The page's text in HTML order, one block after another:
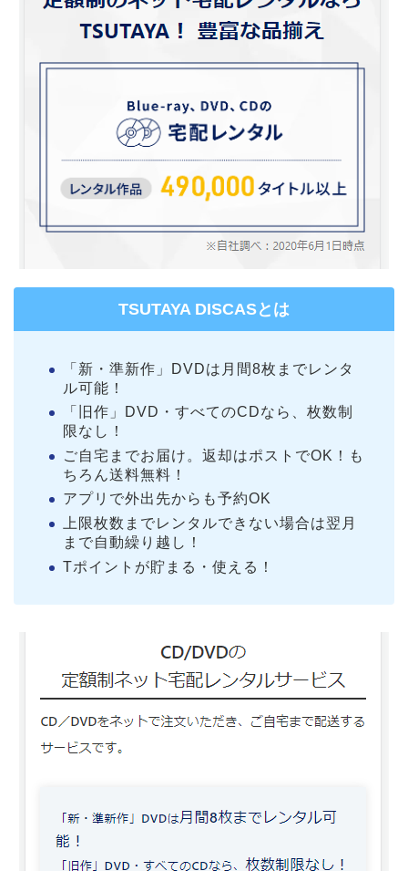
TSUTAYA DISCASとは
「新・準新作」DVDは月間8枚までレンタ
ル可能！
「旧作」DVD・すべてのCDなら、枚数制
限なし！
ご自宅までお届け。返却はポストでOK！も
ちろん送料無料！
アプリで外出先からも予約OK
上限枚数までレンタルできない場合は翌月
まで自動繰り越し！
Tポイントが貯まる・使える！